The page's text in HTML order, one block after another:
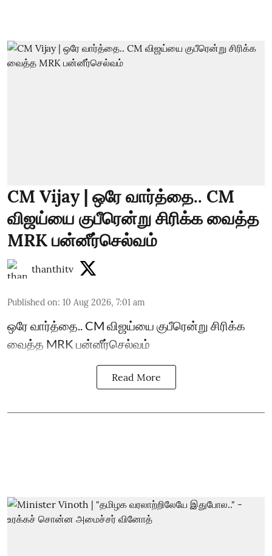
CM Vijay | ஒரே வார்த்தை.. CM
விஜய்யை குபீரென்று சிரிக்க வைத்த
MRK பன்னீர்செல்வம்
thanthitv
Published on: 10 Aug 2026, 7:01 am
ஒரே வார்த்தை.. CM விஜய்யை குபீரென்று சிரிக்க
வைத்த MRK பன்னீர்செல்வம்
Read More